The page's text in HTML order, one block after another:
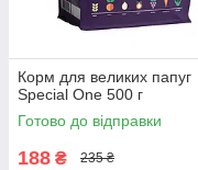
Корм для великих папуг
Special One 500 г
Готово до відправки
188 ₴ 235 ₴